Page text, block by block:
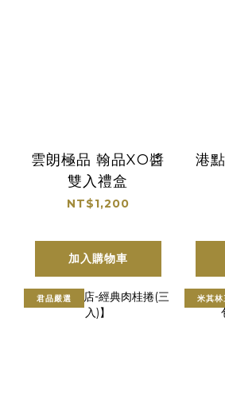
雲朗極品 翰品XO醬
雙入禮盒
NT$1,200
加入購物車
港
君品嚴選 米其林